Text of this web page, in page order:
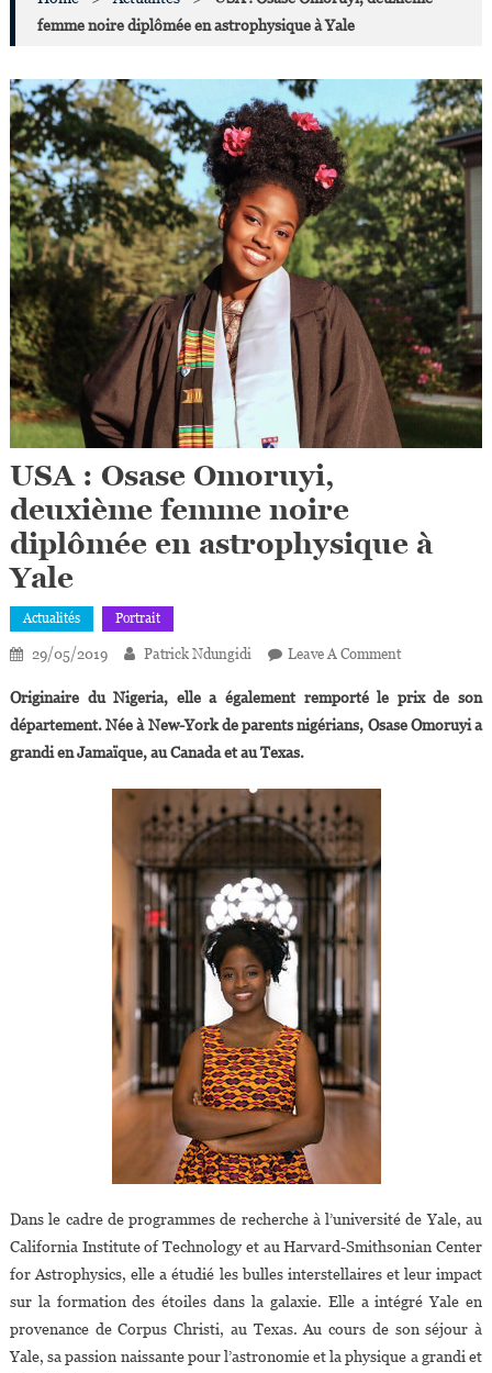
femme noire diplômée en astrophysique à Yale
USA : Osase Omoruyi,
deuxième femme noire
diplômée en astrophysique à
Yale
Actualités Portrait
29/05/2019 Patrick Ndungidi Leave A CommentOn
Osase
Omoruyi,
Originaire du Nigeria, elle a également remporté le prix de son
département. Née à New-York de parents nigérians, Osase Omoruyi a
grandi en Jamaïque, au Canada et au Texas.
Dans le cadre de programmes de recherche à l’université de Yale, au
California Institute of Technology et au Harvard-Smithsonian Center
for Astrophysics, elle a étudié les bulles interstellaires et leur impact
sur la formation des étoiles dans la galaxie. Elle a intégré Yale en
provenance de Corpus Christi, au Texas. Au cours de son séjour à
Yale, sa passion naissante pour l’astronomie et la physique a grandi et